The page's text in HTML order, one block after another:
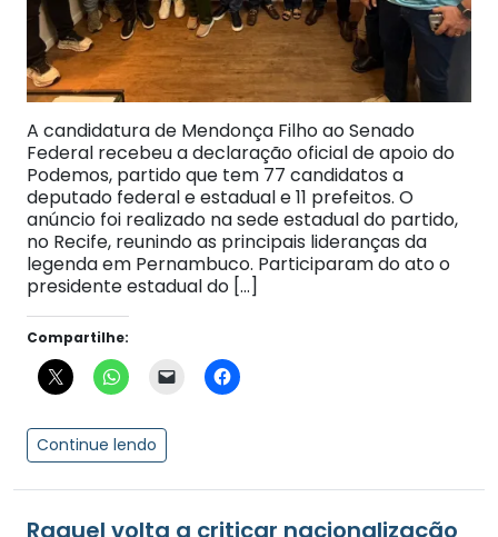
A candidatura de Mendonça Filho ao Senado
Federal recebeu a declaração oficial de apoio do
Podemos, partido que tem 77 candidatos a
deputado federal e estadual e 11 prefeitos. O
anúncio foi realizado na sede estadual do partido,
no Recife, reunindo as principais lideranças da
legenda em Pernambuco. Participaram do ato o
presidente estadual do […]
Compartilhe:
Continue lendo
Raquel volta a criticar nacionalização